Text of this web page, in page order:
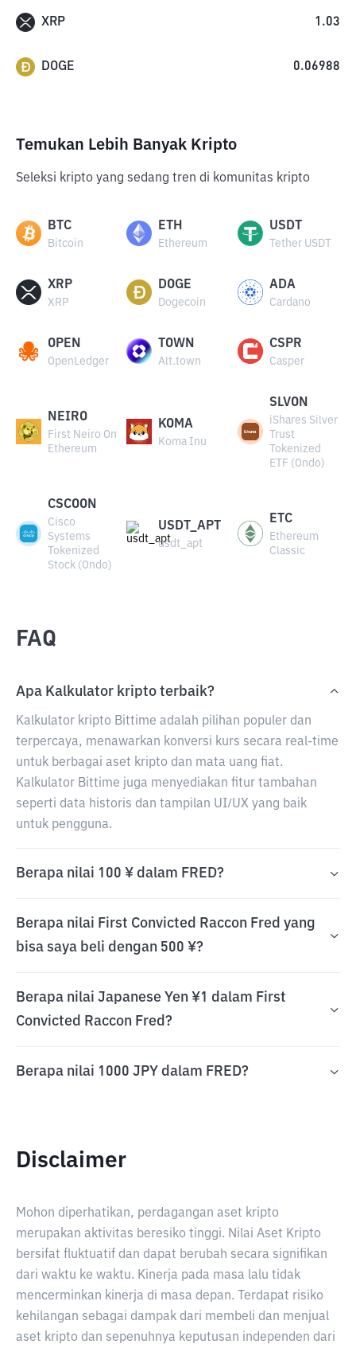
XRP 1.03
DOGE 0.06988
Temukan Lebih Banyak Kripto
Seleksi kripto yang sedang tren di komunitas kripto
BTC
Bitcoin
ETH
Ethereum
USDT
Tether USDT
XRP
XRP
DOGE
Dogecoin
ADA
Cardano
OPEN
OpenLedger
TOWN
Alt.town
CSPR
Casper
NEIRO
First Neiro On
Ethereum
KOMA
Koma Inu
SLVON
iShares Silver
Trust
Tokenized
ETF (Ondo)
CSCOON
Cisco
Systems
Tokenized
Stock (Ondo)
USDT_APT
usdt_apt
ETC
Ethereum
Classic
FAQ
Apa Kalkulator kripto terbaik?
Kalkulator kripto Bittime adalah pilihan populer dan
terpercaya, menawarkan konversi kurs secara real-time
untuk berbagai aset kripto dan mata uang fiat.
Kalkulator Bittime juga menyediakan fitur tambahan
seperti data historis dan tampilan UI/UX yang baik
untuk pengguna.
Berapa nilai 100 ¥ dalam FRED?
Berapa nilai First Convicted Raccon Fred yang
bisa saya beli dengan 500 ¥?
Berapa nilai Japanese Yen ¥1 dalam First
Convicted Raccon Fred?
Berapa nilai 1000 JPY dalam FRED?
Disclaimer
Mohon diperhatikan, perdagangan aset kripto
merupakan aktivitas beresiko tinggi. Nilai Aset Kripto
bersifat fluktuatif dan dapat berubah secara signifikan
dari waktu ke waktu. Kinerja pada masa lalu tidak
mencerminkan kinerja di masa depan. Terdapat risiko
kehilangan sebagai dampak dari membeli dan menjual
aset kripto dan sepenuhnya keputusan independen dari